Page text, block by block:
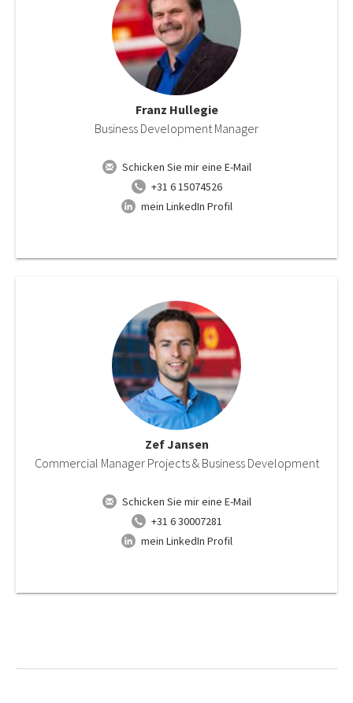
Franz Hullegie
Business Development Manager
Schicken Sie mir eine E-Mail
+31 6 15074526
mein LinkedIn Profil
Zef Jansen
Commercial Manager Projects & Business Development
Schicken Sie mir eine E-Mail
+31 6 30007281
mein LinkedIn Profil